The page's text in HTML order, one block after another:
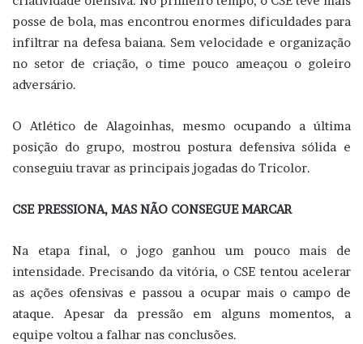
posse de bola, mas encontrou enormes dificuldades para
infiltrar na defesa baiana. Sem velocidade e organização
no setor de criação, o time pouco ameaçou o goleiro
adversário.
O Atlético de Alagoinhas, mesmo ocupando a última
posição do grupo, mostrou postura defensiva sólida e
conseguiu travar as principais jogadas do Tricolor.
CSE PRESSIONA, MAS NÃO CONSEGUE MARCAR
Na etapa final, o jogo ganhou um pouco mais de
intensidade. Precisando da vitória, o CSE tentou acelerar
as ações ofensivas e passou a ocupar mais o campo de
ataque. Apesar da pressão em alguns momentos, a
equipe voltou a falhar nas conclusões.